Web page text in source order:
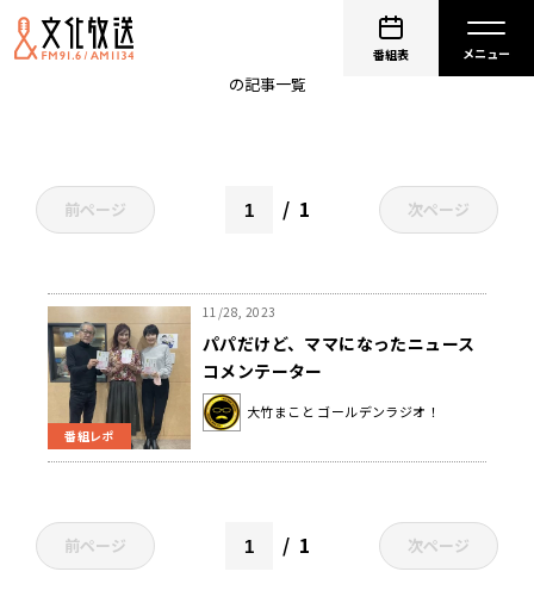
番組表
の記事一覧
前ページ 1 次ページ
番組レポ
11/28, 2023
パパだけど、ママになったニュース
コメンテーター
大竹まこと ゴールデンラジオ！
前ページ 1 次ページ